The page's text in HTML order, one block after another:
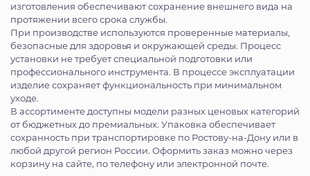
изготовления обеспечивают сохранение внешнего вида на
протяжении всего срока службы.
При производстве используются проверенные материалы,
безопасные для здоровья и окружающей среды. Процесс
установки не требует специальной подготовки или
профессионального инструмента. В процессе эксплуатации
изделие сохраняет функциональность при минимальном
уходе.
В ассортименте доступны модели разных ценовых категорий
от бюджетных до премиальных. Упаковка обеспечивает
сохранность при транспортировке по Ростову-на-Дону или в
любой другой регион России. Оформить заказ можно через
корзину на сайте, по телефону или электронной почте.